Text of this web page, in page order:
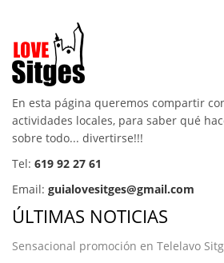
En esta página queremos compartir
actividades locales, para saber qué
sobre todo... divertirse!!!
Tel: 619 92 27 61
Email: guialovesitges@gmail.com
ÚLTIMAS NOTICIAS
Sensacional promoción en Telelavo